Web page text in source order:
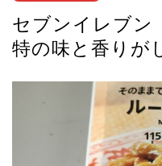
セブンイレブ
特の味と香りが